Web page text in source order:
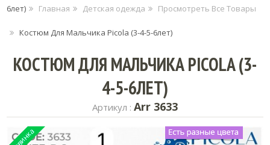
6лет) Главная Детская одежда Просмотреть Все Товары
Костюм Для Мальчика Picola (3-4-5-6лет)
КОСТЮМ ДЛЯ МАЛЬЧИКА PICOLA (3-
4-5-6ЛЕТ)
Артикул : Arr 3633